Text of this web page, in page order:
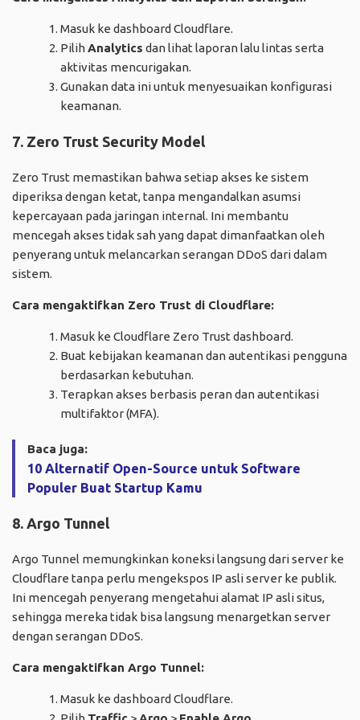
Masuk ke dashboard Cloudflare.
PilihAnalytics dan lihat laporan lalu lintas serta
aktivitas mencurigakan.
Gunakan data ini untuk menyesuaikan konfigurasi
keamanan.
7. Zero Trust Security Model
Zero Trust memastikan bahwa setiap akses ke sistem
diperiksa dengan ketat, tanpa mengandalkan asumsi
kepercayaan pada jaringan internal. Ini membantu
mencegah akses tidak sah yang dapat dimanfaatkan oleh
penyerang untuk melancarkan serangan DDoS dari dalam
sistem.
Cara mengaktifkan Zero Trust di Cloudflare:
Masuk ke Cloudflare Zero Trust dashboard.
Buat kebijakan keamanan dan autentikasi pengguna
berdasarkan kebutuhan.
Terapkan akses berbasis peran dan autentikasi
multifaktor (MFA).
Baca juga:
10 Alternatif Open-Source untuk Software
Populer Buat Startup Kamu
8. Argo Tunnel
Argo Tunnel memungkinkan koneksi langsung dari server ke
Cloudflare tanpa perlu mengekspos IP asli server ke publik.
Ini mencegah penyerang mengetahui alamat IP asli situs,
sehingga mereka tidak bisa langsung menargetkan server
dengan serangan DDoS.
Cara mengaktifkan Argo Tunnel:
Masuk ke dashboard Cloudflare.